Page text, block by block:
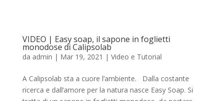
VIDEO | Easy soap, il sapone in foglietti
monodose di Calipsolab
da admin | Mar 19, 2021 | Video e Tutorial
A Calipsolab sta a cuore l’ambiente. Dalla costante
ricerca e dall’amore per la natura nasce Easy Soap. Si